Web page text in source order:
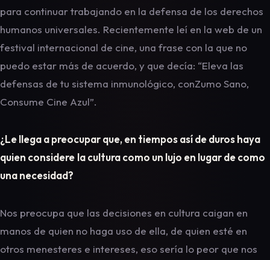
para continuar trabajando en la defensa de los derechos
humanos universales. Recientemente leí en la web de un
festival internacional de cine, una frase con la que no
puedo estar más de acuerdo, y que decía: “Eleva las
defensas de tu sistema inmunológico, conZumo Sano,
Consume Cine Azul”.
¿Le llega a preocupar que, en tiempos así de duros haya
quien considere la cultura como un lujo en lugar de como
una necesidad?
Nos preocupa que las decisiones en cultura caigan en
manos de quien no haga uso de ella, de quien esté en
otros menesteres e intereses, eso sería lo peor que nos